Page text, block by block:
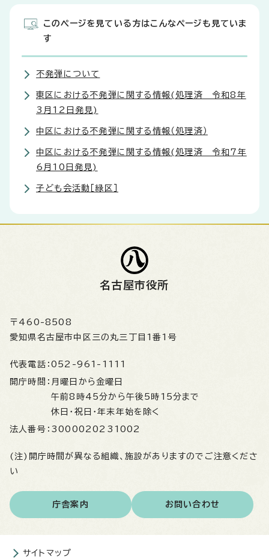
このページを見ている方はこんなページも見ていま
す
不発弾について
東区における不発弾に関する情報(処理済 令和8年
3月12日発見)
中区における不発弾に関する情報（処理済）
中区における不発弾に関する情報(処理済 令和7年
6月10日発見)
子ども会活動［緑区］
名古屋市役所
〒460-8508
愛知県名古屋市中区三の丸三丁目1番1号
代表電話： 052-961-1111
開庁時間： 月曜日から金曜日
午前8時45分から午後5時15分まで
休日・祝日・年末年始を除く
法人番号： 3000020231002
(注)開庁時間が異なる組織、施設がありますのでご注意くださ
い
庁舎案内 お問い合わせ
サイトマップ